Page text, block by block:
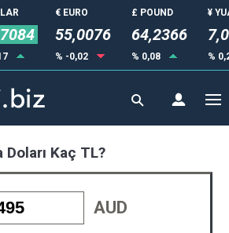
€ EURO
55,0076
% -0,02
£ POUND
64,2366
% 0,08
¥
%
Kaç TL?
AUD